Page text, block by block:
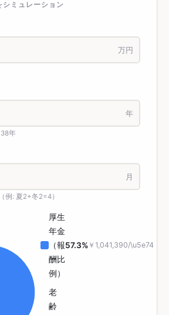
シミュレーション
万円
年
年
月
例: 夏2+冬2=4）
厚生
年金
（報
酬比
例）
57.3% ￥1,041,390/\u5e74
老
齢